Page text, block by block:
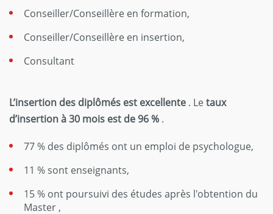
Conseiller/Conseillère en formation,
Conseiller/Conseillère en insertion,
Consultant
L’insertion des diplômés est excellente . Letaux
d’insertion à 30 mois est de 96 % .
77 % des diplômés ont un emploi de psychologue,
11 % sont enseignants,
15 % ont poursuivi des études après l'obtention du
Master ,